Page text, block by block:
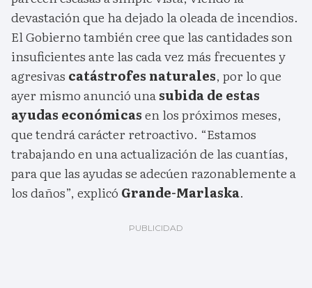
devastación que ha dejado la oleada de incendios.
El Gobierno también cree que las cantidades son
insuficientes ante las cada vez más frecuentes y
agresivas catástrofes naturales, por lo que
ayer mismo anunció unasubida de estas
ayudas económicasen los próximos meses,
que tendrá carácter retroactivo. “Estamos
trabajando en una actualización de las cuantías,
para que las ayudas se adecúen razonablemente a
los daños”, explicó Grande-Marlaska.